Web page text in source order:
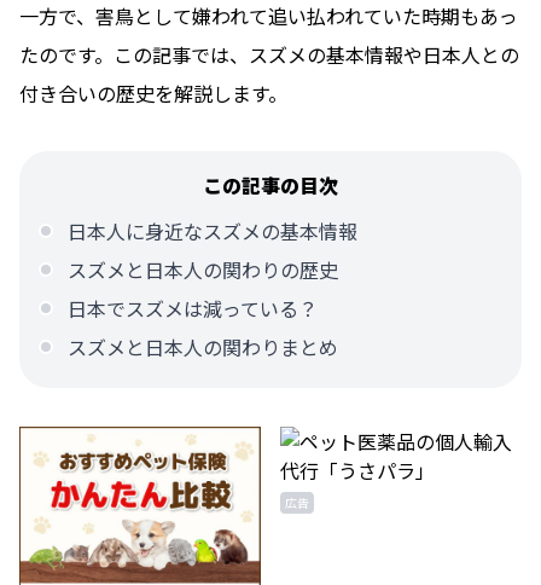
一方で、害鳥として嫌われて追い払われていた時期もあっ
たのです。この記事では、スズメの基本情報や日本人との
付き合いの歴史を解説します。
この記事の目次
日本人に身近なスズメの基本情報
スズメと日本人の関わりの歴史
日本でスズメは減っている？
スズメと日本人の関わりまとめ
広告